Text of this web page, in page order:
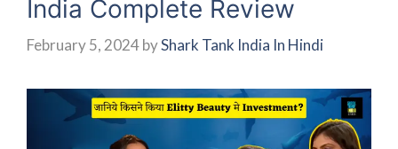
India Complete Review
February 5, 2024byShark Tank India In Hindi